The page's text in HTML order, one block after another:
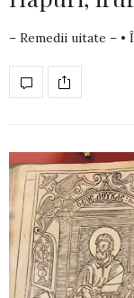
– Remedii uitate – •